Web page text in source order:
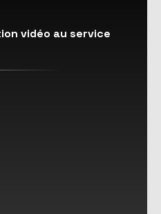
de prestige en
réseaux sociaux qui
que vous
vidéo au service